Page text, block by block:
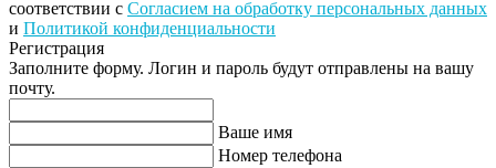
соответствии с Согласием на обработку персональных данных
и Политикой конфиденциальности
Регистрация
Заполните форму. Логин и пароль будут отправлены на вашу
почту.
Ваше имя
Номер телефона